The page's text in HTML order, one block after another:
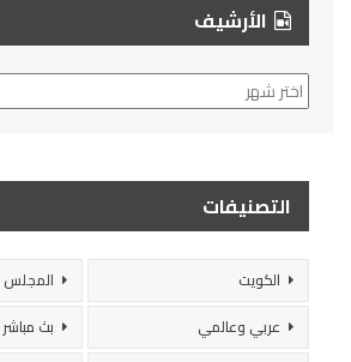
الأرشيف
الأرشيف
التصنيفات
الكويت
المجلس
عربي وعالمي
بث مباشر